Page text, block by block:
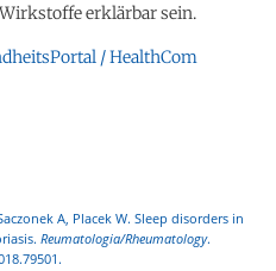
erklärbar sein.
/ HealthCom
A, Placek W. Sleep disorders in
Reumatologia/Rheumatology.